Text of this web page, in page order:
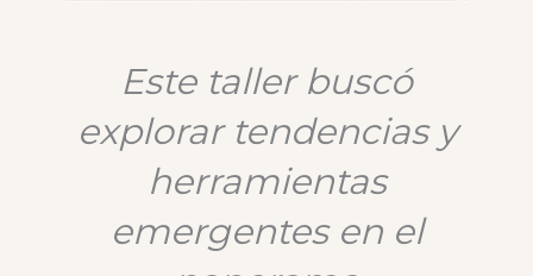
Este taller buscó
explorar tendencias y
herramientas
emergentes en el